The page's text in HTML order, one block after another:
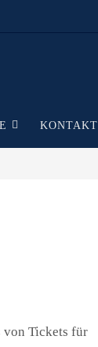
KONTAKT
von Tickets für